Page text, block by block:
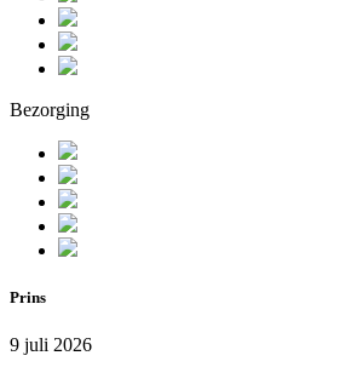
Bezorging
Prins
9 juli 2026